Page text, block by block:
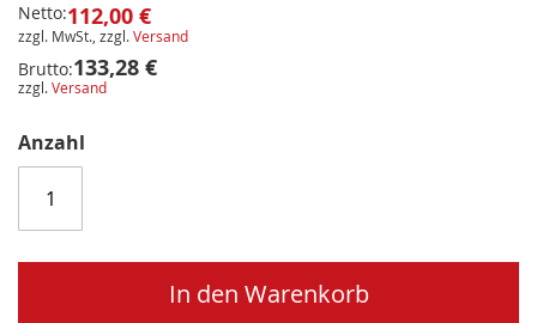
Netto:112,00 €
zzgl. MwSt., zzgl.Versand
Brutto:133,28 €
zzgl.Versand
Anzahl
In den Warenkorb